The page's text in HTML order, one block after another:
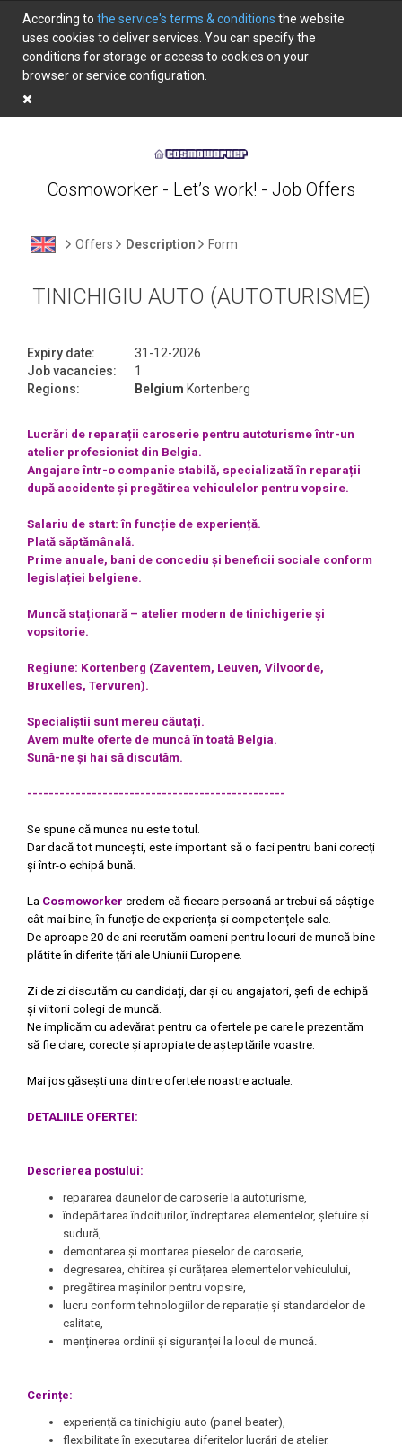
According to the service's terms & conditions the website
uses cookies to deliver services. You can specify the
conditions for storage or access to cookies on your
browser or service configuration.
Cosmoworker - Let’s work! - Job Offers
Offers Description Form
TINICHIGIU AUTO (AUTOTURISME)
Expiry date:
31-12-2026
Job vacancies:
1
Regions:
Belgium Kortenberg
Lucrări de reparații caroserie pentru autoturisme într-un
atelier profesionist din Belgia.
Angajare într-o companie stabilă, specializată în reparații
după accidente și pregătirea vehiculelor pentru vopsire.
Salariu de start: în funcție de experiență.
Plată săptămânală.
Prime anuale, bani de concediu și beneficii sociale conform
legislației belgiene.
Muncă staționară – atelier modern de tinichigerie și
vopsitorie.
Regiune: Kortenberg (Zaventem, Leuven, Vilvoorde,
Bruxelles, Tervuren).
Specialiștii sunt mereu căutați.
Avem multe oferte de muncă în toată Belgia.
Sună-ne și hai să discutăm.
------------------------------------------------
Se spune că munca nu este totul.
Dar dacă tot muncești, este important să o faci pentru bani corecți
și într-o echipă bună.
La Cosmoworker credem că fiecare persoană ar trebui să câștige
cât mai bine, în funcție de experiența și competențele sale.
De aproape 20 de ani recrutăm oameni pentru locuri de muncă bine
plătite în diferite țări ale Uniunii Europene.
Zi de zi discutăm cu candidați, dar și cu angajatori, șefi de echipă
și viitorii colegi de muncă.
Ne implicăm cu adevărat pentru ca ofertele pe care le prezentăm
să fie clare, corecte și apropiate de așteptările voastre.
Mai jos găsești una dintre ofertele noastre actuale.
DETALIILE OFERTEI:
Descrierea postului:
repararea daunelor de caroserie la autoturisme,
îndepărtarea îndoiturilor, îndreptarea elementelor, șlefuire și
sudură,
demontarea și montarea pieselor de caroserie,
degresarea, chitirea și curățarea elementelor vehiculului,
pregătirea mașinilor pentru vopsire,
lucru conform tehnologiilor de reparație și standardelor de
calitate,
menținerea ordinii și siguranței la locul de muncă.
Cerințe:
experiență ca tinichigiu auto (panel beater),
flexibilitate în executarea diferitelor lucrări de atelier,